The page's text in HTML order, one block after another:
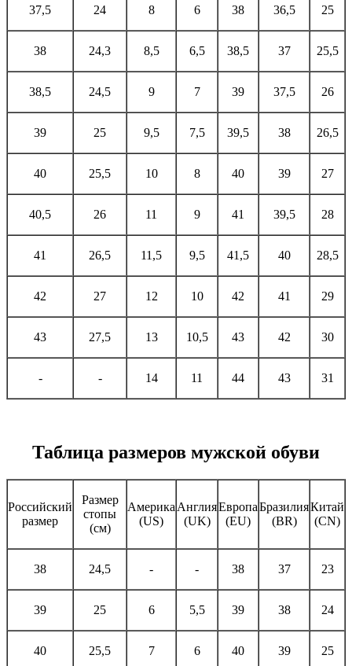
37,5 24 8 6 38 36,5 25
38 24,3 8,5 6,5 38,5 37 25,5
38,5 24,5 9 7 39 37,5 26
39 25 9,5 7,5 39,5 38 26,5
40 25,5 10 8 40 39 27
40,5 26 11 9 41 39,5 28
41 26,5 11,5 9,5 41,5 40 28,5
42 27 12 10 42 41 29
43 27,5 13 10,5 43 42 30
- - 14 11 44 43 31
Таблица размеров мужской обуви
Российский
размер
Размер
стопы
(см)
Америка
(US)
Англия
(UK)
Европа
(EU)
Бразилия
(BR)
Китай
(CN)
38 24,5 - - 38 37 23
39 25 6 5,5 39 38 24
40 25,5 7 6 40 39 25